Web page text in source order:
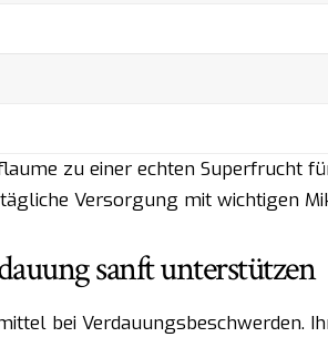
zu einer echten Superfrucht
Versorgung mit wichtigen
sanft unterstützen
bei Verdauungsbeschwerden.